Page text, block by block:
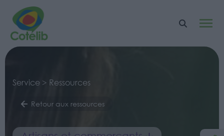
Service > Ressources
Retour aux ressources